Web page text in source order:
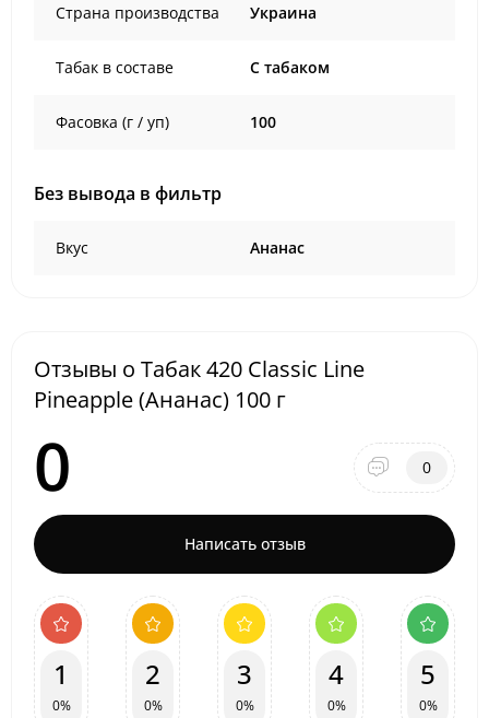
Страна производства Украина
Табак в составе C табаком
Фасовка (г / уп) 100
Без вывода в фильтр
Вкус Ананас
Отзывы о Табак 420 Classic Line
Pineapple (Ананас) 100 г
0 0
Написать отзыв
1
0%
2
0%
3
0%
4
0%
5
0%